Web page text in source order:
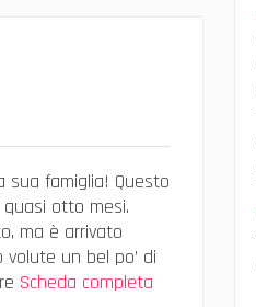
sua famiglia! Questo
otto mesi.
ma è arrivato
un bel po’ di
Scheda completa